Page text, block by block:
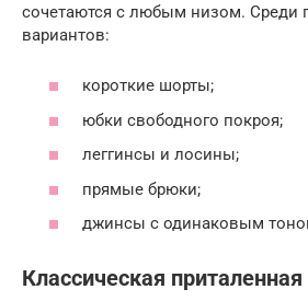
сочетаются с любым низом. Среди
вариантов:
короткие шорты;
юбки свободного покроя;
леггинсы и лосины;
прямые брюки;
джинсы с одинаковым
Классическая